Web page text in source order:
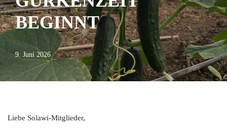
BEGINNT
9. Juni 2026
Liebe Solawi-Mitglieder,